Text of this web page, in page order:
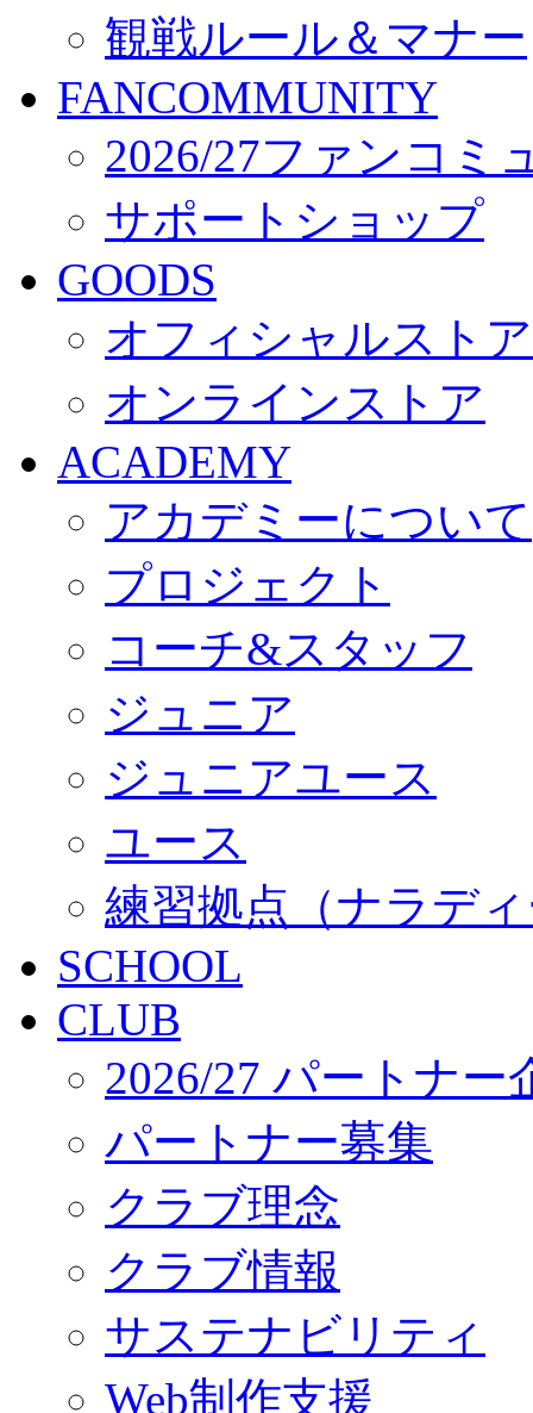
観戦ルール＆マナー
FANCOMMUNITY
2026/27ファンコミ
サポートショップ
GOODS
オフィシャルスト
オンラインストア
ACADEMY
アカデミーについて
プロジェクト
コーチ&スタッフ
ジュニア
ジュニアユース
ユース
練習拠点（ナラデ
SCHOOL
CLUB
2026/27 パートナー
パートナー募集
クラブ理念
クラブ情報
サステナビリティ
Web制作支援